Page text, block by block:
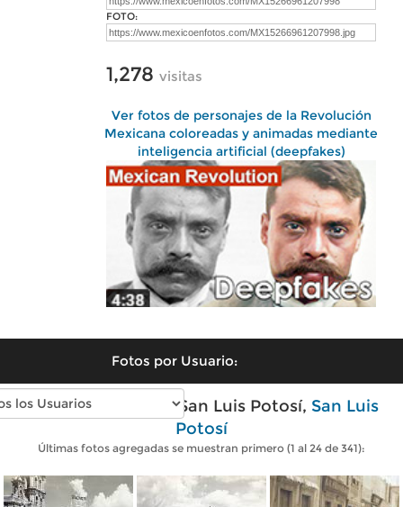
FOTO:
1,278 visitas
Ver fotos de personajes de la Revolución
Mexicana coloreadas y animadas mediante
inteligencia artificial (deepfakes)
Fotos por Usuario:
Fotos antiguas de San Luis Potosí, San Luis
Potosí
Últimas fotos agregadas se muestran primero (1 al 24 de 341):